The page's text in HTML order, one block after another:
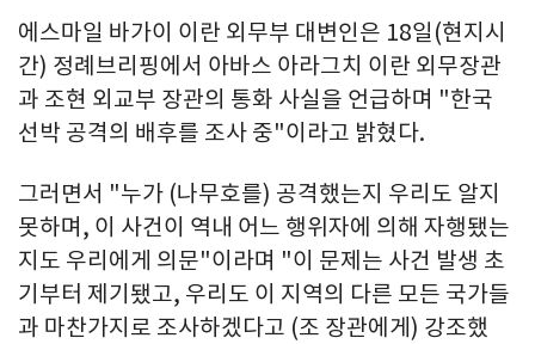
에스마일 바가이 이란 외무부 대변인은 18일(현지시
간) 정례브리핑에서 아바스 아라그치 이란 외무장관
과 조현 외교부 장관의 통화 사실을 언급하며 "한국
선박 공격의 배후를 조사 중"이라고 밝혔다.
그러면서 "누가 (나무호를) 공격했는지 우리도 알지
못하며, 이 사건이 역내 어느 행위자에 의해 자행됐는
지도 우리에게 의문"이라며 "이 문제는 사건 발생 초
기부터 제기됐고, 우리도 이 지역의 다른 모든 국가들
과 마찬가지로 조사하겠다고 (조 장관에게) 강조했